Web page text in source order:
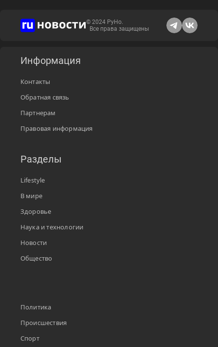
© 2024 РуНо.
Все права защищены
Информация
Контакты
Обратная связь
Партнерам
Правовая информация
Разделы
Lifestyle
В мире
Здоровье
Наука и технологии
Новости
Общество
Политика
Происшествия
Спорт